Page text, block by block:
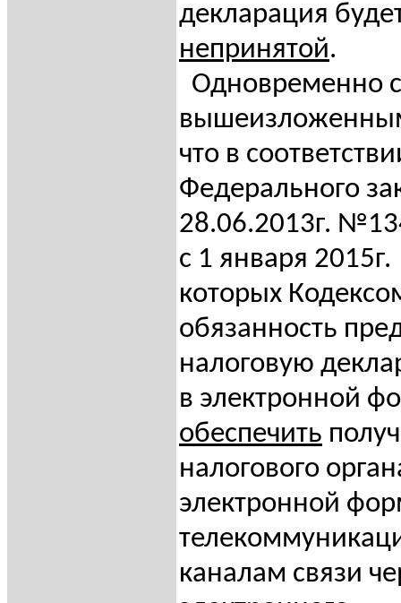
декларация
непринятой.
Одновременно с
что в
Федерального
28.06.2013г.
с 1 января 2015г.
которых
обязанность
налоговую
в электронной
обеспечить
налогового
электронной
каналам связи